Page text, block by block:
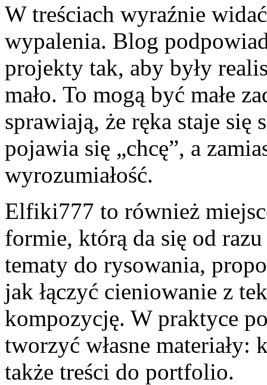
W treściach wyraźnie
wypalenia. Blog
projekty tak, aby były
mało. To mogą być małe
sprawiają, że ręka staje się
pojawia się „chcę”, a
wyrozumiałość.
Elfiki777 to również
formie, którą da się od
tematy do rysowania,
jak łączyć cieniowanie z
kompozycję. W praktyce
tworzyć własne materiały:
także treści do portfolio.